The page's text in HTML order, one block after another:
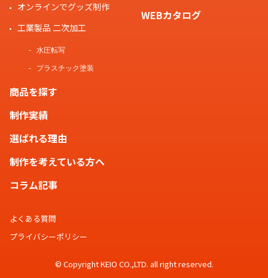
オンラインでグッズ制作
工業製品 二次加工
水圧転写
プラスチック塗装
商品を探す
制作実績
選ばれる理由
制作を考えている方へ
コラム記事
WEBカタログ
よくある質問
プライバシーポリシー
© Copyright KEIO CO.,LTD. all right reserved.